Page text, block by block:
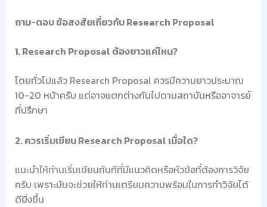
ถาม-ตอบ ข้อสงสัยเกี่ยวกับ Research Proposal
1. Research Proposal ต้องยาวแค่ไหน?
โดยทั่วไปแล้ว Research Proposal ควรมีความยาวประมาณ
10-20 หน้าครับ แต่อาจแตกต่างกันไปตามสถาบันหรืออาจารย์
ที่ปรึกษา
2. ควรเริ่มเขียน Research Proposal เมื่อใด?
แนะนำให้ท่านเริ่มเขียนทันทีที่มีแนวคิดหรือหัวข้อที่ต้องการวิจัย
ครับ เพราะมันจะช่วยให้ท่านเตรียมความพร้อมในการทำวิจัยได้
ดียิ่งขึ้น